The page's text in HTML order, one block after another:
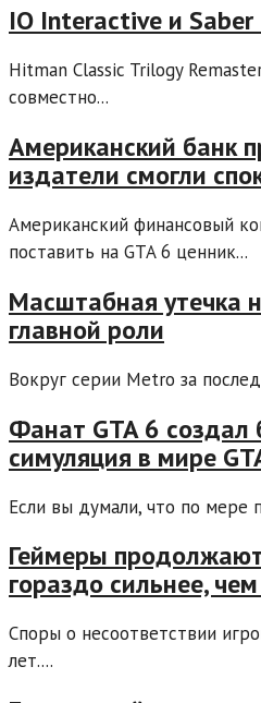
IO Interactive и
Hitman Classic Trilogy
совместно...
Американский банк
издатели смогли
Американский финансовый
поставить на GTA 6 ценник...
Масштабная утечка
главной роли
Вокруг серии Metro за
Фанат GTA 6 создал
симуляция в мире
Если вы думали, что по мере
Геймеры
гораздо сильнее,
Споры о несоответствии
лет....